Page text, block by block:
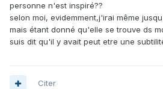
personne n'est inspiré??
selon moi, evidemment,j'irai même
mais étant donné qu'elle se trouve ds
suis dit qu'il y avait peut etre une
Citer